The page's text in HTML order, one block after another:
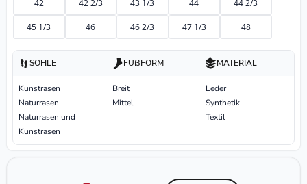
42 42 2/3 43 1/3 44 44 2/3
45 1/3 46 46 2/3 47 1/3 48
SOHLE
Kunstrasen
Naturrasen
Naturrasen und
Kunstrasen
FUßFORM
Breit
Mittel
MATERIAL
Leder
Synthetik
Textil